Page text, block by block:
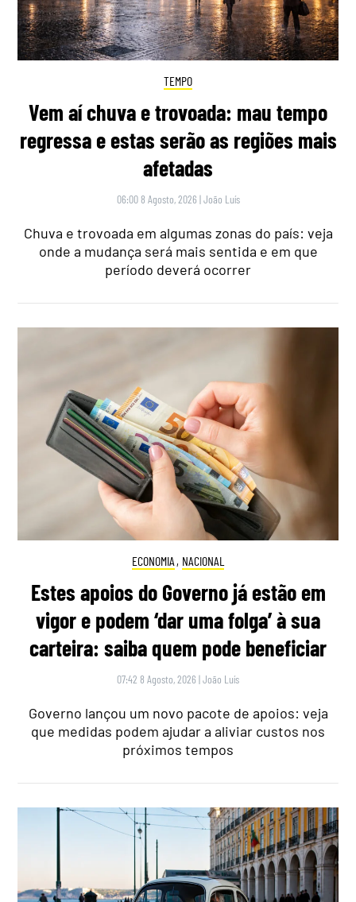
TEMPO
Vem aí chuva e trovoada: mau tempo
regressa e estas serão as regiões mais
afetadas
06:00 8 Agosto, 2026 |João Luís
Chuva e trovoada em algumas zonas do país: veja
onde a mudança será mais sentida e em que
período deverá ocorrer
ECONOMIA , NACIONAL
Estes apoios do Governo já estão em
vigor e podem ‘dar uma folga’ à sua
carteira: saiba quem pode beneficiar
07:42 8 Agosto, 2026 |João Luís
Governo lançou um novo pacote de apoios: veja
que medidas podem ajudar a aliviar custos nos
próximos tempos